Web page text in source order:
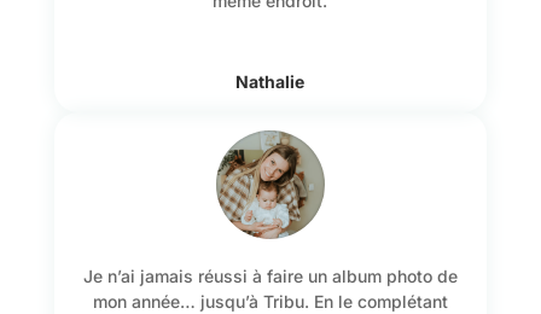
Nathalie
Je n’ai jamais réussi à faire un album photo de
mon année… jusqu’à Tribu. En le complétant